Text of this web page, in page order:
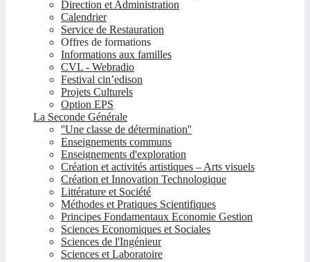
Direction et Administration
Calendrier
Service de Restauration
Offres de formations
Informations aux familles
CVL - Webradio
Festival cin’edison
Projets Culturels
Option EPS
La Seconde Générale
''Une classe de détermination''
Enseignements communs
Enseignements d'exploration
Création et activités artistiques – Arts visuels
Création et Innovation Technologique
Littérature et Société
Méthodes et Pratiques Scientifiques
Principes Fondamentaux Economie Gestion
Sciences Economiques et Sociales
Sciences de l'Ingénieur
Sciences et Laboratoire